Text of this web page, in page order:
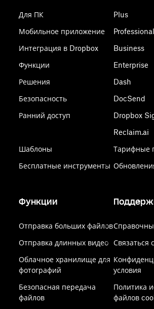
Для ПК
Мобильное приложение
Интеграция в Dropbox
Функции
Решения
Безопасность
Ранний доступ
Шаблоны
Бесплатные инструменты
Plus
Professional
Business
Enterprise
Dash
DocSend
Dropbox
Reclaim.ai
Тарифные
Функции
Отправка больших файлов
Отправка длинных видео
Облачное хранилище для
фотографий
Безопасная передача
файлов
Связаться
условия
Политика
файлов